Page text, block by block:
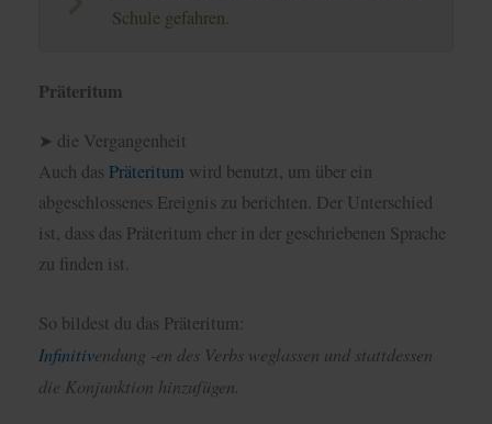
Schule gefahren.
Präteritum
➤ die Vergangenheit
Auch das Präteritum wird benutzt, um über ein
abgeschlossenes Ereignis zu berichten. Der Unterschied
ist, dass das Präteritum eher in der geschriebenen Sprache
zu finden ist.
So bildest du das Präteritum:
Infinitivendung -en des Verbs weglassen und stattdessen
die Konjunktion hinzufügen.